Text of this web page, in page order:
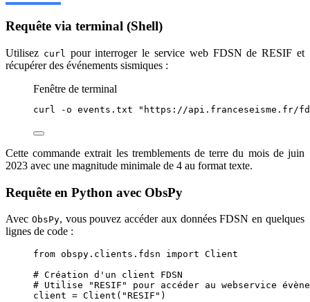
Requête via terminal (Shell)
Utilisez curl pour interroger le service web FDSN de RESIF et
récupérer des événements sismiques :
Fenêtre de terminal
curl -o events.txt " https://api.franceseisme.fr/
Cette commande extrait les tremblements de terre du mois de juin
2023 avec une magnitude minimale de 4 au format texte.
Requête en Python avec ObsPy
Avec ObsPy, vous pouvez accéder aux données FDSN en quelques
lignes de code :
from obspy.clients.fdsn import Client
# Création d'un client FDSN
# Utilise "RESIF" pour accéder au webservice
client = Client ( "RESIF " )